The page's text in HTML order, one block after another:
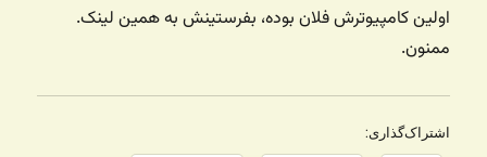
اولین کامپیوترش فلان بوده، بفرستینش به همین لینک.
ممنون.
اشتراک‌گذاری: